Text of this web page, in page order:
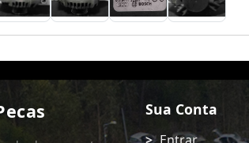
Sua Conta